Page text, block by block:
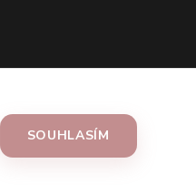
SOUHLASÍM